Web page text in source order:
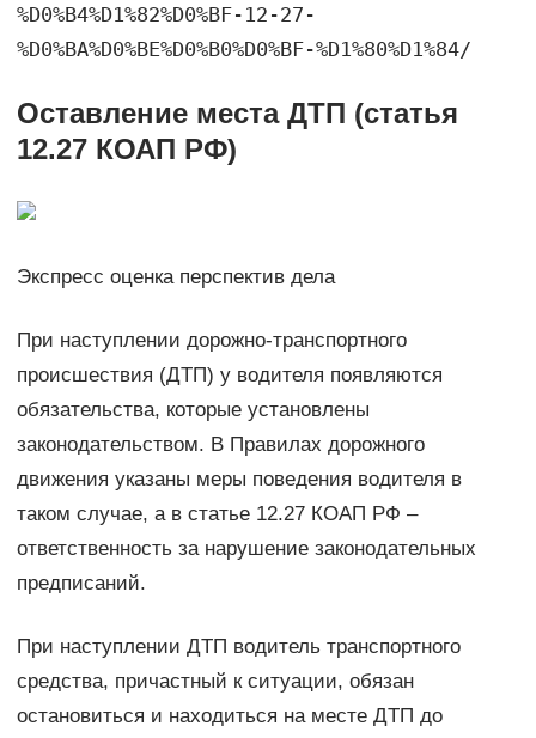
%D0%B4%D1%82%D0%BF-12-27-
%D0%BA%D0%BE%D0%B0%D0%BF-%D1%80%D1%84/
Оставление места ДТП (статья
12.27 КОАП РФ)
Экспресс оценка перспектив дела
При наступлении дорожно-транспортного
происшествия (ДТП) у водителя появляются
обязательства, которые установлены
законодательством. В Правилах дорожного
движения указаны меры поведения водителя в
таком случае, а в статье 12.27 КОАП РФ –
ответственность за нарушение законодательных
предписаний.
При наступлении ДТП водитель транспортного
средства, причастный к ситуации, обязан
остановиться и находиться на месте ДТП до